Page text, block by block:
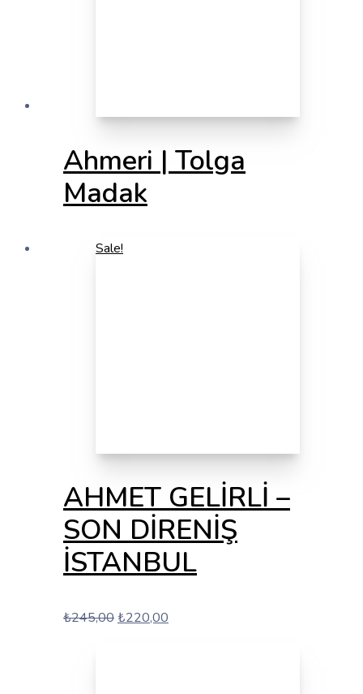
Ahmeri | Tolga
Madak
Sale!
AHMET GELİRLİ –
SON DİRENİŞ
İSTANBUL
₺245,00 Orijinal
₺220,00